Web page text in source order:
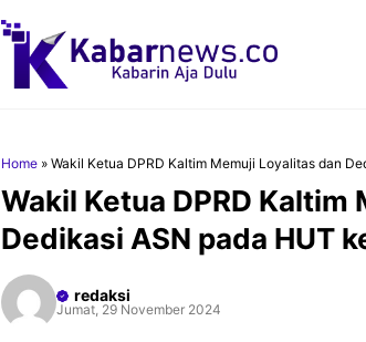
Home » Wakil Ketua DPRD Kaltim Memuji Loyalitas dan
Wakil Ketua DPRD
Dedikasi ASN pada HUT
redaksi
Jumat, 29 November 2024